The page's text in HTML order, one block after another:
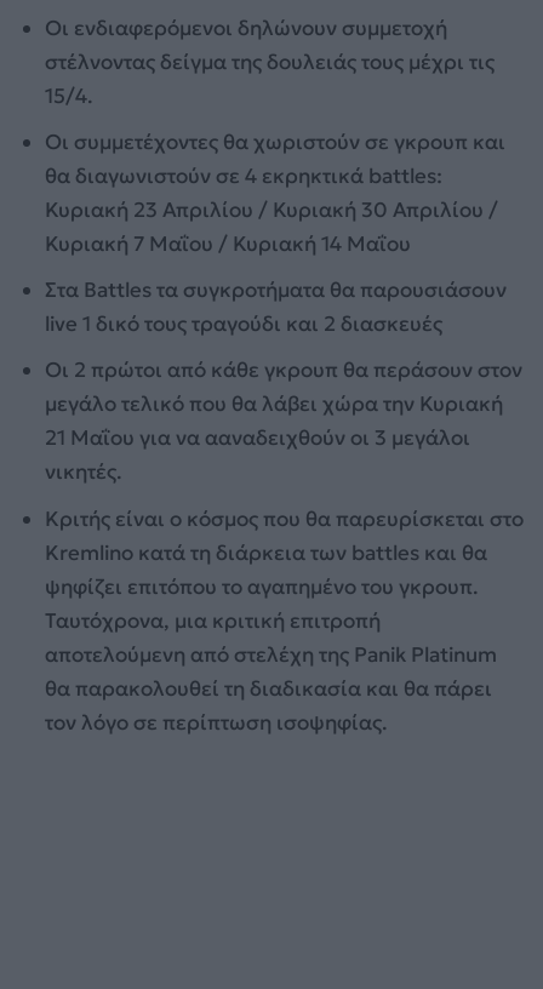
Οι ενδιαφερόμενοι δηλώνουν συμμετοχή
στέλνοντας δείγμα της δουλειάς τους μέχρι τις
15/4.
Οι συμμετέχοντες θα χωριστούν σε γκρουπ και
θα διαγωνιστούν σε 4 εκρηκτικά battles:
Κυριακή 23 Απριλίου / Κυριακή 30 Απριλίου /
Κυριακή 7 Μαΐου / Κυριακή 14 Μαΐου
Στα Battles τα συγκροτήματα θα παρουσιάσουν
live 1 δικό τους τραγούδι και 2 διασκευές
Οι 2 πρώτοι από κάθε γκρουπ θα περάσουν στον
μεγάλο τελικό που θα λάβει χώρα την Κυριακή
21 Μαΐου για να ααναδειχθούν οι 3 μεγάλοι
νικητές.
Κριτής είναι ο κόσμος που θα παρευρίσκεται στο
Kremlino κατά τη διάρκεια των battles και θα
ψηφίζει επιτόπου το αγαπημένο του γκρουπ.
Ταυτόχρονα, μια κριτική επιτροπή
αποτελούμενη από στελέχη της Panik Platinum
θα παρακολουθεί τη διαδικασία και θα πάρει
τον λόγο σε περίπτωση ισοψηφίας.